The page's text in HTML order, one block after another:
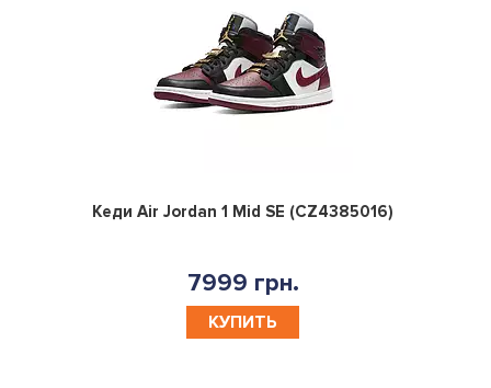
0
Кеди Air Jordan 1 Mid SE (CZ4385016)
7999 грн.
КУПИТЬ